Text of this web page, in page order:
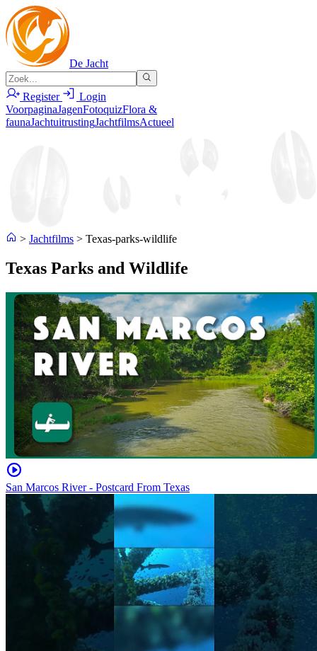
De Jacht
Register
Login
VoorpaginaJagenFotoquizFlora &
faunaJachtuitrustingJachtfilmsActueel
> Jachtfilms > Texas-parks-wildlife
Texas Parks and Wildlife
San Marcos River - Postcard From Texas